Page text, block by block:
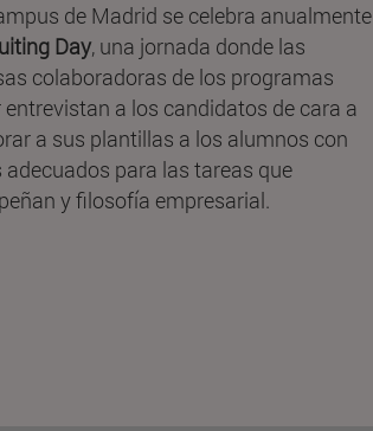
de Madrid se celebra anualmente
Day, una jornada donde las
colaboradoras de los programas
a los candidatos de cara a
a sus plantillas a los alumnos con
adecuados para las tareas que
y filosofía empresarial.